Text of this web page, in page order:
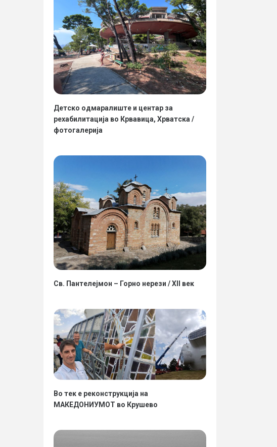
Детско одмаралиште и центар за
рехабилитација во Крвавица, Хрватска /
фотогалерија
Св. Пантелејмон – Горно нерези / XII век
Во тек е реконструкција на
МАКЕДОНИУМОТ во Крушево